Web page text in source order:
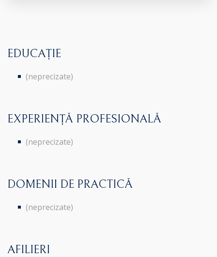
EDUCAȚIE
(neprecizate)
EXPERIENȚĂ PROFESIONALĂ
(neprecizate)
DOMENII DE PRACTICĂ
(neprecizate)
AFILIERI